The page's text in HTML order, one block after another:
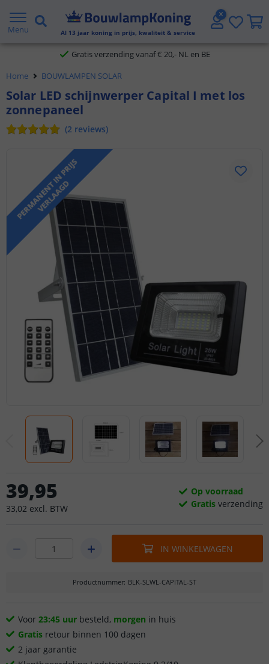
Menu Al 13 jaar koning in prijs, kwaliteit & service
Gratis verzending vanaf € 20,- NL en BE
Voor 23:45 uur besteld,morgen in huis
Home BOUWLAMPEN SOLAR
Solar LED schijnwerper Capital I met los
zonnepaneel
(2 reviews)
P
E
R
M
A
N
E
N
T
I
N
P
R
I
J
S
V
E
R
L
A
A
G
D
39,95
33,02 excl. BTW
Op voorraad
Gratis verzending
IN WINKELWAGEN
Productnummer: BLK-SLWL-CAPITAL-ST
Voor 23:45 uur besteld, morgen in huis
Gratis retour binnen 100 dagen
2 jaar garantie